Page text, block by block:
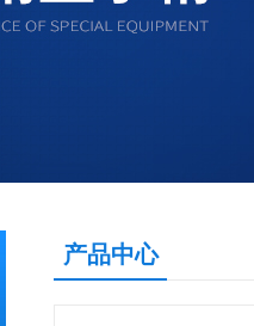
产品中心